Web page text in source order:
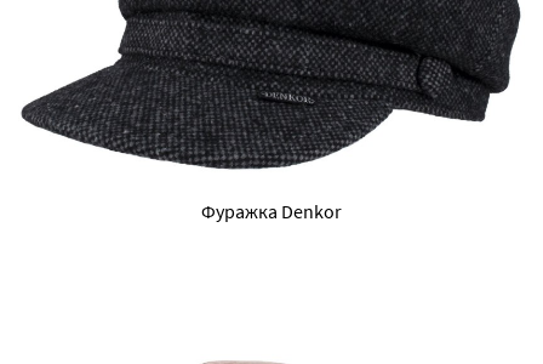
Фуражка Denkor